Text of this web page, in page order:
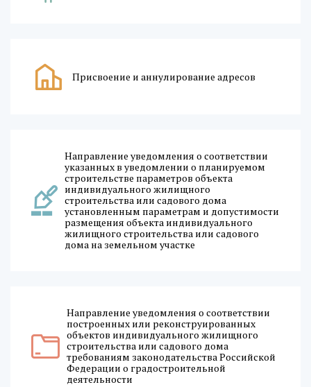
Присвоение и аннулирование адресов
Направление уведомления о соответствии
указанных в уведомлении о планируемом
строительстве параметров объекта
индивидуального жилищного
строительства или садового дома
установленным параметрам и допустимости
размещения объекта индивидуального
жилищного строительства или садового
дома на земельном участке
Направление уведомления о соответствии
построенных или реконструированных
объектов индивидуального жилищного
строительства или садового дома
требованиям законодательства Российской
Федерации о градостроительной
деятельности